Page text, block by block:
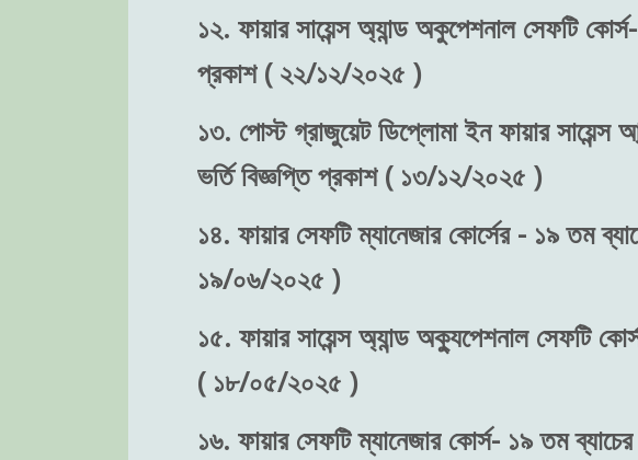
১২. ফায়ার সায়েন্স অ্যান্ড অকুপেশনাল সেফটি
প্রকাশ ( ২২/১২/২০২৫ )
১৩. পোস্ট গ্রাজুয়েট ডিপ্লোমা ইন ফায়ার সায়েন্স
ভর্তি বিজ্ঞপ্তি প্রকাশ ( ১৩/১২/২০২৫ )
১৪. ফায়ার সেফটি ম্যানেজার কোর্সের - ১৯ তম
১৯/০৬/২০২৫ )
১৫. ফায়ার সায়েন্স অ্যান্ড অক্যুপেশনাল সেফটি
( ১৮/০৫/২০২৫ )
১৬. ফায়ার সেফটি ম্যানেজার কোর্স- ১৯ তম